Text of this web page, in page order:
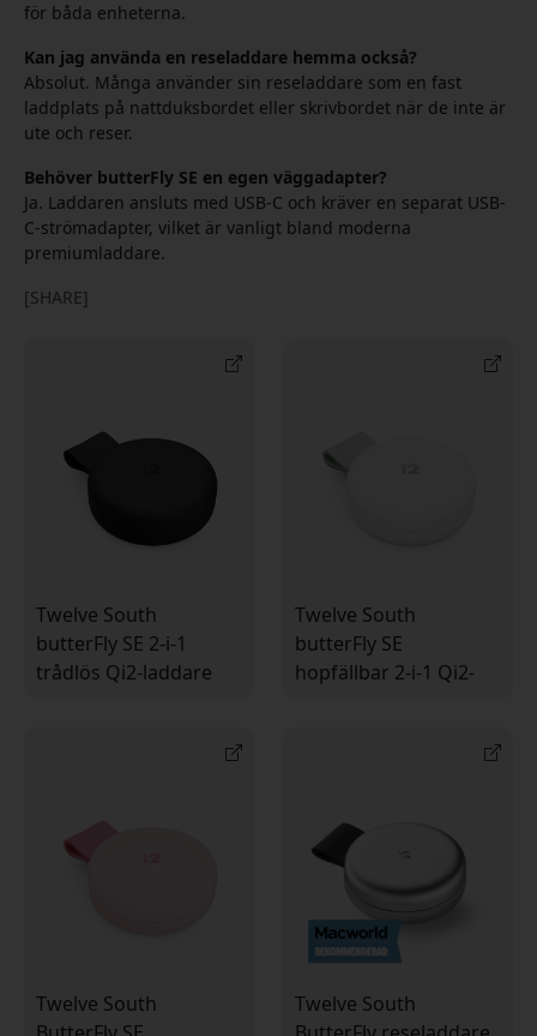
för båda enheterna.
Kan jag använda en reseladdare hemma också?
Absolut. Många använder sin reseladdare som en fast
laddplats på nattduksbordet eller skrivbordet när de inte är
ute och reser.
Behöver butterFly SE en egen väggadapter?
Ja. Laddaren ansluts med USB-C och kräver en separat USB-
C-strömadapter, vilket är vanligt bland moderna
premiumladdare.
[SHARE]
Twelve South
butterFly SE 2-i-1
trådlös Qi2-laddare
Twelve South
butterFly SE
hopfällbar 2-i-1 Qi2-
Twelve South
Twelve South